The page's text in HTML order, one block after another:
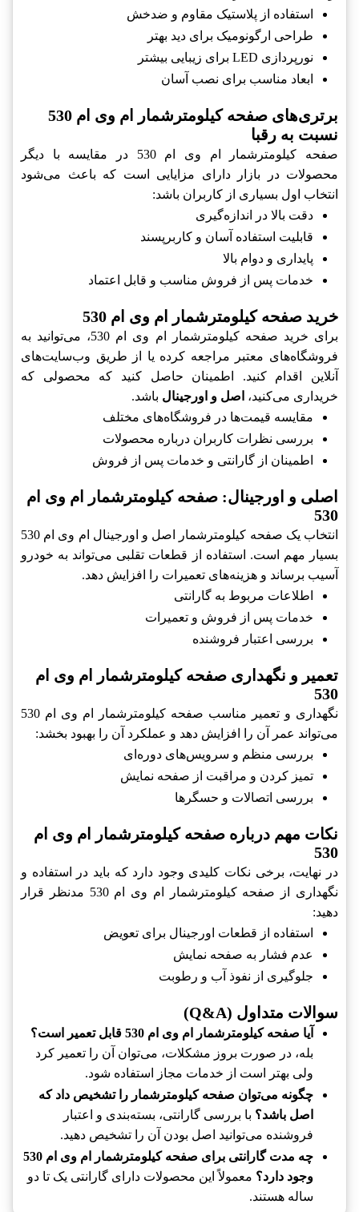
استفاده از پلاستیک مقاوم و ضدخش
طراحی ارگونومیک برای دید بهتر
نورپردازی LED برای زیبایی بیشتر
ابعاد مناسب برای نصب آسان
برتری‌های صفحه کیلومترشمار ام وی ام 530
نسبت به رقبا
صفحه کیلومترشمار ام وی ام 530 در مقایسه با دیگر
محصولات در بازار دارای مزایایی است که باعث می‌شود
انتخاب اول بسیاری از کاربران باشد:
دقت بالا در اندازه‌گیری
قابلیت استفاده آسان و کاربرپسند
پایداری و دوام بالا
خدمات پس از فروش مناسب و قابل اعتماد
خرید صفحه کیلومترشمار ام وی ام 530
برای خرید صفحه کیلومترشمار ام وی ام 530، می‌توانید به
فروشگاه‌های معتبر مراجعه کرده یا از طریق وب‌سایت‌های
آنلاین اقدام کنید. اطمینان حاصل کنید که محصولی که
خریداری می‌کنید، اصل و اورجینال باشد.
مقایسه قیمت‌ها در فروشگاه‌های مختلف
بررسی نظرات کاربران درباره محصولات
اطمینان از گارانتی و خدمات پس از فروش
اصلی و اورجینال: صفحه کیلومترشمار ام وی ام
530
انتخاب یک صفحه کیلومترشمار اصل و اورجینال ام وی ام 530
بسیار مهم است. استفاده از قطعات تقلبی می‌تواند به خودرو
آسیب برساند و هزینه‌های تعمیرات را افزایش دهد.
اطلاعات مربوط به گارانتی
خدمات پس از فروش و تعمیرات
بررسی اعتبار فروشنده
تعمیر و نگهداری صفحه کیلومترشمار ام وی ام
530
نگهداری و تعمیر مناسب صفحه کیلومترشمار ام وی ام 530
می‌تواند عمر آن را افزایش دهد و عملکرد آن را بهبود بخشد:
بررسی منظم و سرویس‌های دوره‌ای
تمیز کردن و مراقبت از صفحه نمایش
بررسی اتصالات و حسگرها
نکات مهم درباره صفحه کیلومترشمار ام وی ام
530
در نهایت، برخی نکات کلیدی وجود دارد که باید در استفاده و
نگهداری از صفحه کیلومترشمار ام وی ام 530 مدنظر قرار
دهید:
استفاده از قطعات اورجینال برای تعویض
عدم فشار به صفحه نمایش
جلوگیری از نفوذ آب و رطوبت
سوالات متداول (Q&A)
آیا صفحه کیلومترشمار ام وی ام 530 قابل تعمیر است؟
بله، در صورت بروز مشکلات، می‌توان آن را تعمیر کرد
ولی بهتر است از خدمات مجاز استفاده شود.
چگونه می‌توان صفحه کیلومترشمار را تشخیص داد که
اصل باشد؟ با بررسی گارانتی، بسته‌بندی و اعتبار
فروشنده می‌توانید اصل بودن آن را تشخیص دهید.
چه مدت گارانتی برای صفحه کیلومترشمار ام وی ام 530
وجود دارد؟ معمولاً این محصولات دارای گارانتی یک تا دو
ساله هستند.